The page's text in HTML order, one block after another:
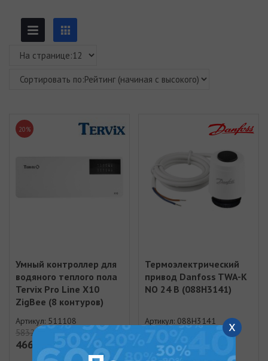
20%
Умный контроллер для
водяного теплого пола
Tervix Pro Line X10
ZigBee (8 контуров)
Артикул: 511108
5832.00 грн
4665.60 грн
Термоэлектрический
привод Danfoss TWA-K
NO 24 В (088H3141)
Артикул: 088H3141
1123.00 грн
x